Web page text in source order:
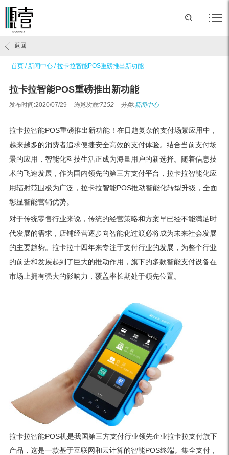
首页 /新闻中心 /拉卡拉智能POS重磅推出新功能
返回
拉卡拉智能POS重磅推出新功能
发布时间:2020/07/29 浏览次数:7152 分类:新闻中心
拉卡拉智能POS重磅推出新功能！在日趋复杂的支付场景应用中，
越来越多的消费者追求便捷安全高效的支付体验。结合当前支付场
景的应用，智能化科技生活正成为海量用户的新选择。随着信息技
术的飞速发展，作为国内领先的第三方支付平台，拉卡拉智能化应
用辐射范围极为广泛，拉卡拉智能POS推动智能化转型升级，全面
彰显智能营销优势。
对于传统零售行业来说，传统的经营策略和方案早已经不能满足时
代发展的需求，店铺经营逐步向智能化过渡必将成为未来社会发展
的主要趋势。拉卡拉十四年来专注于支付行业的发展，为整个行业
的前进和发展起到了巨大的推动作用，旗下的多款智能支付设备在
市场上拥有强大的影响力，覆盖率长期处于领先位置。
拉卡拉智能POS机是我国第三方支付行业领先企业拉卡拉支付旗下
产品，这是一款基于互联网和云计算的智能POS终端。集全支付，